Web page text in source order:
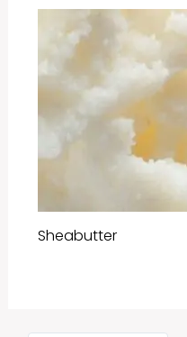
Sheabutter